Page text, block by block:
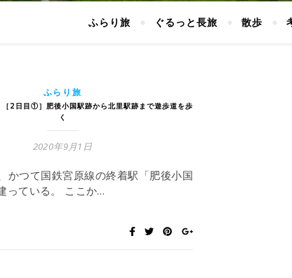
ふらり旅 ぐるっと長旅 散歩
ふらり旅
［2日目①］肥後小国駅跡から北里駅跡まで遊歩道を歩
く
2020年9月1日
かつて国鉄宮原線の終着駅「肥後小国
っている。 ここか…